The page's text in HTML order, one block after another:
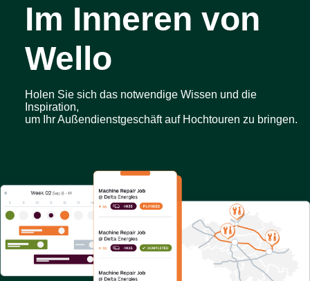
Im Inneren von
Wello
Holen Sie sich das notwendige Wissen und die
Inspiration,
um Ihr Außendienstgeschäft auf Hochtouren zu bringen.